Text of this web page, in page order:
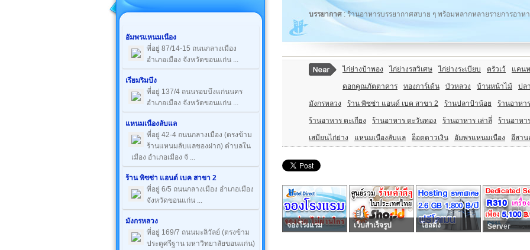
อัมพรแหนมเนือง
ที่อยู่ 87/14-15 ถนนกลางเมือง
อำเภอเมือง จังหวัดขอนแก่น ...
เรียมริมบึง
ที่อยู่ 137/4 ถนนรอบบึงแก่นนคร
อำเภอเมือง จังหวัดขอนแก่น ...
แหนมเนืองลับแล
ที่อยู่ 42-4 ถนนกลางเมือง (ตรงข้าม
ร้านแหนมลับแลของฝาก) ตำบลใน
เมือง อำเภอเมือง จั ...
ร้าน พิซซ่า แอนด์ เบค สาขา 2
ที่อยู่ 6/5 ถนนกลางเมือง อำเภอเมือง
จังหวัดขอนแก่น ...
มังกรหลวง
ที่อยู่ 169/7 ถนนมะลิวัลย์ (ตรงข้าม
ประตูศรีฐาน มหาวิทยาลัยขอนแก่น)
บรรยากาศ: ร้านอาหารบรรยากาศสบาย ๆ พร้อมหลากหลายรายการอาห
ไก่ย่างป้าพอง ไก่ย่างรสวิเศษ ไก่ย่างระเบียบ ครัวเว้ แคน
ดอกคูณภัตตาคาร ทองการ์เด้น บัวหลวง บ้านหน้าไม้ ปล
มังกรหลวง ร้าน พิซซ่า แอนด์ เบค สาขา 2 ร้านปลาป้าน้อย ร้านอาหา
ร้านอาหาร ตะเกียง ร้านอาหาร ตะวันทอง ร้านอาหาร เล่าลี่ ร้านอาหา
เสมียนไก่ย่าง แหนมเนืองลับแล อ็อดดาวเงิน อัมพรแหนมเนือง อีสาน
จองโรงแรม เว็บสำเร็จรูป โฮสติ้ง Server